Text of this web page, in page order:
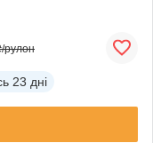
рулон
23 дні